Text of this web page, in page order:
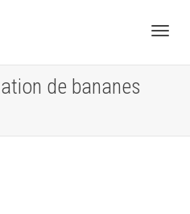
de bananes